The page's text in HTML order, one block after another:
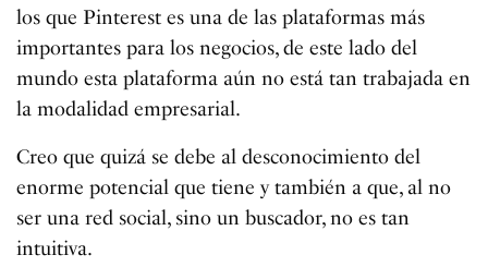
los que Pinterest es una de las plataformas más
importantes para los negocios, de este lado del
mundo esta plataforma aún no está tan trabajada en
la modalidad empresarial.
Creo que quizá se debe al desconocimiento del
enorme potencial que tiene y también a que, al no
ser una red social, sino un buscador, no es tan
intuitiva.